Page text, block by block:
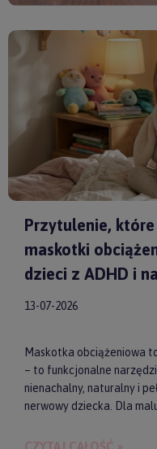
Przytulenie,
maskotki
dzieci z ADHD i
13-07-2026
Maskotka obciążeniowa
– to funkcjonalne
nienachalny, naturalny i
nerwowy dziecka. Dla
dociążony przyjaciel